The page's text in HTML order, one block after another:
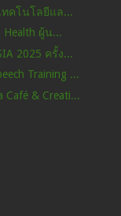
ทคโนโลยีแล...
ผู้น...
2025 ครั้ง...
Training ...
Café & Creati...